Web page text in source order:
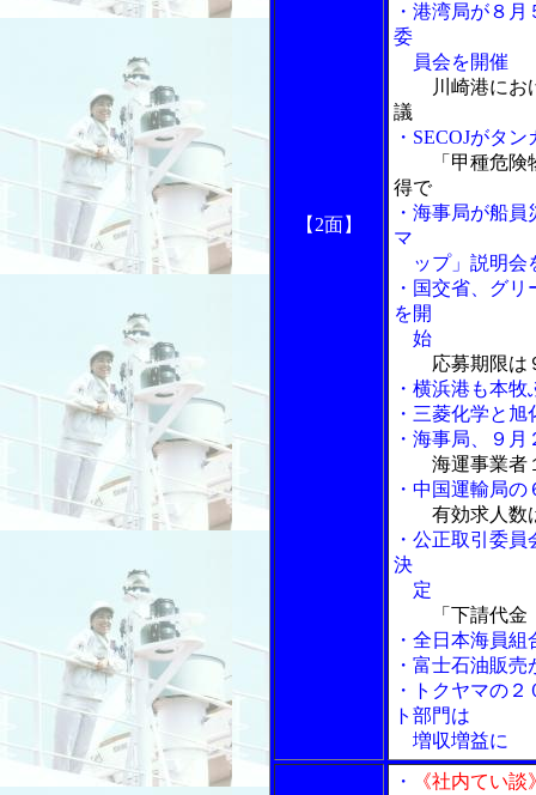
【2面】
・港湾局が８
委
員会を開催
川崎港にお
議
・SECOJがタ
「甲種危険
得で
・海事局が船
マ
ップ」説明会
・国交省、グ
を開
始
応募期限は
・横浜港も本
・三菱化学と
・海事局、９
海運事業者
・中国運輸局
有効求人数
・公正取引委
決
定
「下請代
・全日本海員
・富士石油販
・トクヤマの
ト部門は
増収増益に
・
《社内てい談